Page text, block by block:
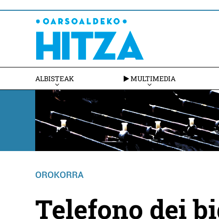
ALBISTEAK MULTIMEDIA
OROKORRA
Telefono dei